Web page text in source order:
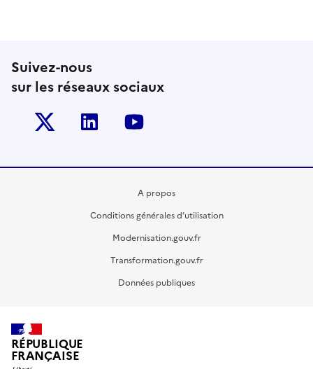
Suivez-nous
sur les réseaux sociaux
Twitter-x Linkedin
A propos
Conditions générales d’utilisation
Modernisation.gouv.fr
Transformation.gouv.fr
Données publiques
RÉPUBLIQUE
FRANÇAISE